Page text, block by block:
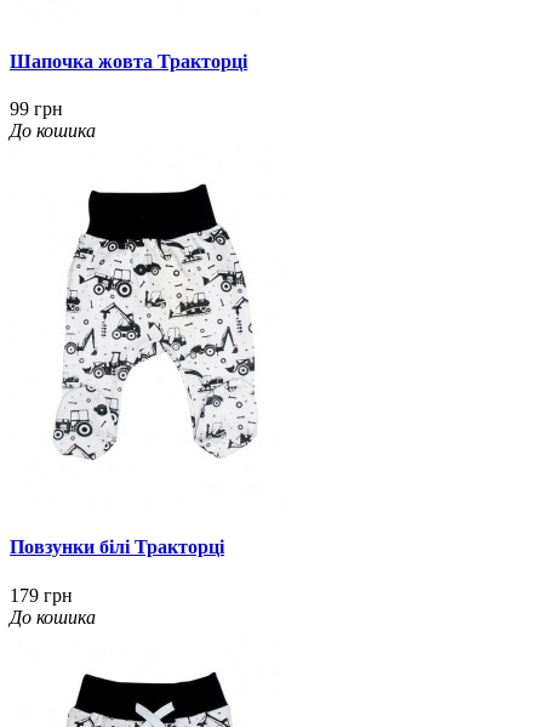
Шапочка жовта Тракторці
99 грн
До кошика
Повзунки білі Тракторці
179 грн
До кошика